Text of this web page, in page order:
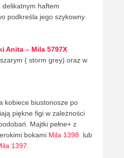
haftem
podkreśla jego szykowny
Anita – Mila 5797X
( storm grey) oraz w
kobiece biustonosze po
piękne figi w zależności
Majtki pełne+ z
bokami Mila 1398 lub
1397.